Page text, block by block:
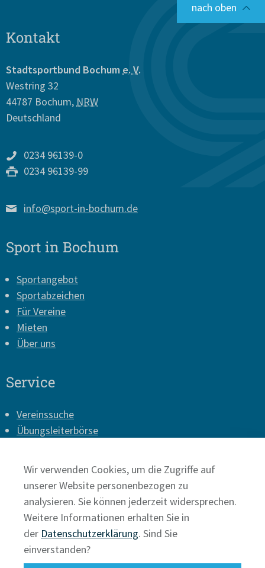
nach oben
Kontakt
Stadtsportbund Bochum e. V.
Westring 32
44787 Bochum, NRW
Deutschland
0234 96139-0
0234 96139-99
info@sport-in-bochum.de
Sport in Bochum
Sportangebot
Sportabzeichen
Für Vereine
Mieten
Über uns
Service
Vereinssuche
Übungsleiterbörse
Presse
Datenschutz
Wir verwenden Cookies, um die Zugriffe auf
unserer Website personenbezogen zu
analysieren. Sie können jederzeit widersprechen.
Weitere Informationen erhalten Sie in
der Datenschutzerklärung. Sind Sie
einverstanden?